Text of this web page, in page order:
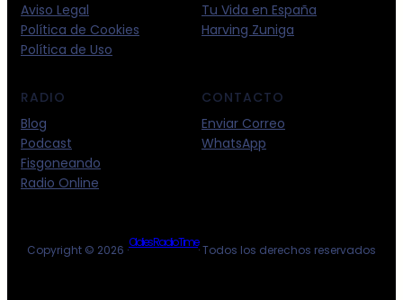
Aviso Legal
Política de Cookies
Política de Uso
Tu Vida en España
Harving Zuniga
RADIO
Blog
Podcast
Fisgoneando
Radio Online
CONTACTO
Enviar Correo
WhatsApp
Copyright © 2026 ·Oldies Radio Time· Todos los derechos reservados